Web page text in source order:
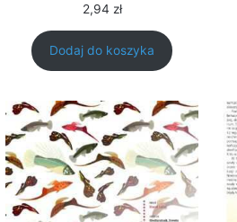
2,94 zł
Dodaj do koszyka